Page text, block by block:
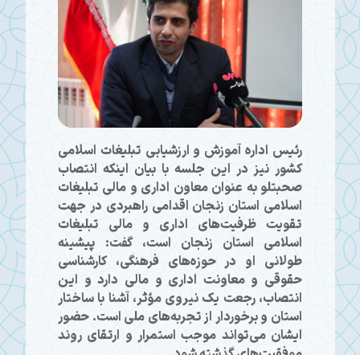
رئیس اداره آموزش و ارزشیابی تبلیغات اسلامی
کشور نیز در این جلسه با بیان اینکه انتصاب
صحبتلو به عنوان معاون اداری و مالی تبلیغات
اسلامی استان زنجان اقدامی راهبردی در جهت
تقویت ظرفیت‌های اداری و مالی تبلیغات
اسلامی استان زنجان است، گفت: پیشینه
طولانی او در حوزه‌های فرهنگی، کارشناسی
حقوقی و معاونت اداری و مالی دارد و این
انتصاب، رجعت یک نیروی مؤثر، آشنا با ساختار
استان و برخوردار از تجربه‌های ملی است. حضور
ایشان می‌تواند موجب استمرار و ارتقای روند